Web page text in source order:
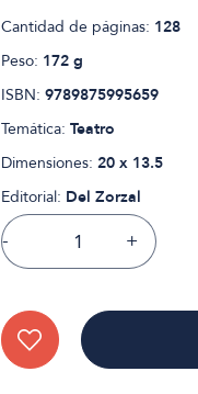
Cantidad de páginas: 128
Peso: 172 g
ISBN: 9789875995659
Temática: Teatro
Dimensiones: 20 x 13.5
Editorial: Del Zorzal
- +